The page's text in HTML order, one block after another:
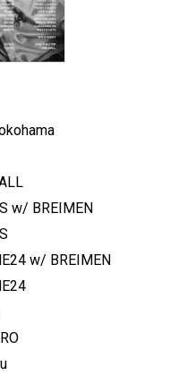
w/ BREIMEN
w/ BREIMEN